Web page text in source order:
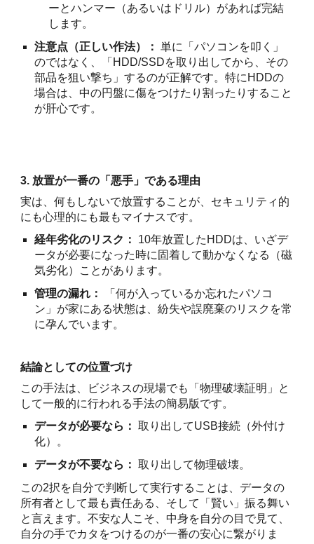
ーとハンマー（あるいはドリル）があれば完結
します。
注意点（正しい作法）： 単に「パソコンを叩く」
のではなく、「HDD/SSDを取り出してから、その
部品を狙い撃ち」するのが正解です。特にHDDの
場合は、中の円盤に傷をつけたり割ったりすること
が肝心です。
3. 放置が一番の「悪手」である理由
実は、何もしないで放置することが、セキュリティ的
にも心理的にも最もマイナスです。
経年劣化のリスク：
10年放置したHDDは、いざデ
ータが必要になった時に固着して動かなくなる（磁
気劣化）ことがあります。
管理の漏れ：
「何が入っているか忘れたパソコ
ン」が家にある状態は、紛失や誤廃棄のリスクを常
に孕んでいます。
結論としての位置づけ
この手法は、ビジネスの現場でも「物理破壊証明」と
して一般的に行われる手法の簡易版です。
データが必要なら： 取り出してUSB接続（外付け
化）。
データが不要なら： 取り出して物理破壊。
この2択を自分で判断して実行することは、データの
所有者として最も責任ある、そして「賢い」振る舞い
と言えます。不安な人こそ、中身を自分の目で見て、
自分の手でカタをつけるのが一番の安心に繋がりま